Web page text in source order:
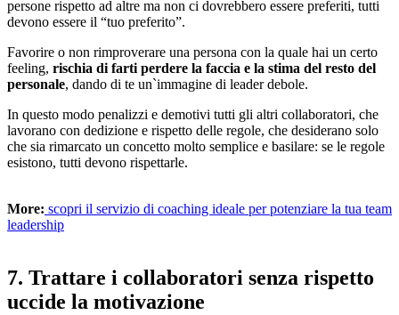
persone rispetto ad altre ma non ci dovrebbero essere preferiti, tutti
devono essere il “tuo preferito”.
Favorire o non rimproverare una persona con la quale hai un certo
feeling, rischia di farti perdere la faccia e la stima del resto del
personale, dando di te un`immagine di leader debole.
In questo modo penalizzi e demotivi tutti gli altri collaboratori, che
lavorano con dedizione e rispetto delle regole, che desiderano solo
che sia rimarcato un concetto molto semplice e basilare: se le regole
esistono, tutti devono rispettarle.
More: scopri il servizio di coaching ideale per potenziare la tua team
leadership
7. Trattare i collaboratori senza rispetto
uccide la motivazione